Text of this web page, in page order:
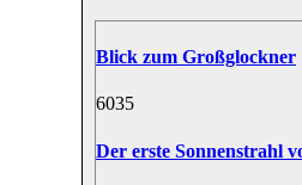
Blick zum Großglockner
6035
Der erste Sonnenstrahl